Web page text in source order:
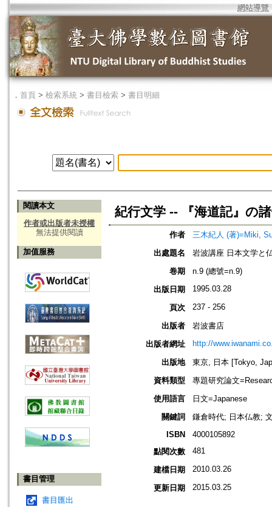
網站導覽
． 首頁 > 檢索系統 > 書目檢索 > 書目明細
閱讀本文
作者或出版者未授權
無法提供閱讀
加值服務
書目管理
書目匯出
紀行文学 -- 『海道記』の
作者
三木紀人 (著)=Miki,
出處題名
岩波講座 日本文学と
卷期
n.9 (總號=n.9)
出版日期
1995.03.28
頁次 237 - 256
出版者
岩波書店
出版者網址
http://
出版地
東京, 日本 [Tokyo,
資料類型
專題研究論文
使用語言
日文=Japanese
關鍵詞
鎌倉時代; 日本仏教;
ISBN
4000105892
點閱次數
481
建檔日期 2010.03.26
更新日期 2015.03.25